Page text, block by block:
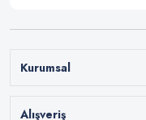
Kurumsal
Alışveriş